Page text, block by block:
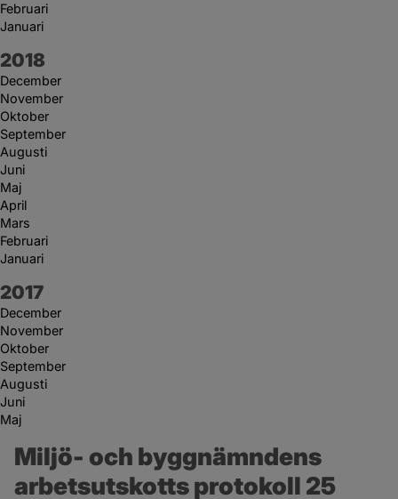
Februari
Januari
År:
2018
December
November
Oktober
September
Augusti
Juni
Maj
April
Mars
Februari
Januari
År:
2017
December
November
Oktober
September
Augusti
Juni
Maj
Miljö- och byggnämndens
arbetsutskotts protokoll 25